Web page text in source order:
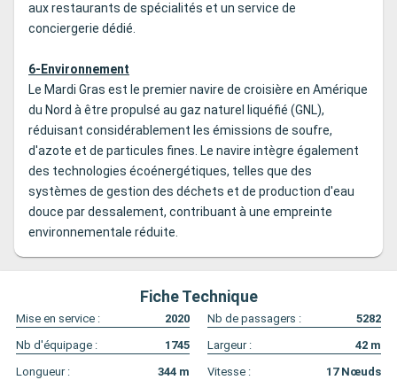
aux restaurants de spécialités et un service de
conciergerie dédié.
6-Environnement
Le Mardi Gras est le premier navire de croisière en Amérique
du Nord à être propulsé au gaz naturel liquéfié (GNL),
réduisant considérablement les émissions de soufre,
d'azote et de particules fines. Le navire intègre également
des technologies écoénergétiques, telles que des
systèmes de gestion des déchets et de production d'eau
douce par dessalement, contribuant à une empreinte
environnementale réduite.
Fiche Technique
Mise en service : 2020 Nb de passagers :
5282
Nb d'équipage :
1745 Largeur : 42 m
Longueur :
344 m Vitesse : 17 Nœuds